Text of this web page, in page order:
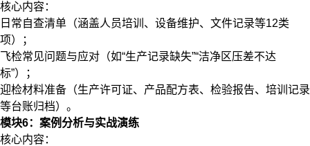
​​核心内容​​：
日常自查清单（涵盖人员培训、设备维护、文件记录等12类
项）；
飞检常见问题与应对（如“生产记录缺失”“洁净区压差不达
标”）；
迎检材料准备（生产许可证、产品配方表、检验报告、培训记录
等台账归档）。
模块6：案例分析与实战演练
​​核心内容​​：